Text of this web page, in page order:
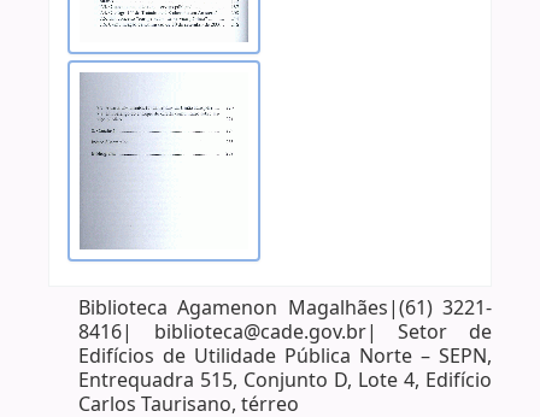
Biblioteca Agamenon Magalhães|(61) 3221-
8416| biblioteca@cade.gov.br| Setor de
Edifícios de Utilidade Pública Norte – SEPN,
Entrequadra 515, Conjunto D, Lote 4, Edifício
Carlos Taurisano, térreo